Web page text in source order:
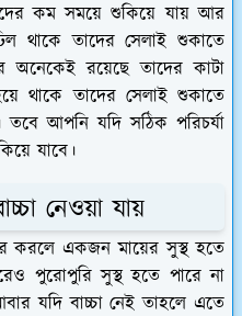
কম সময়ে শুকিয়ে যায় আর
থাকে তাদের সেলাই শুকাতে
রয়েছে তাদের কাটা
থাকে তাদের সেলাই শুকাতে
আপনি যদি সঠিক পরিচর্যা
যাবে।
নেওয়া যায়
করলে একজন মায়ের সুস্থ হতে
পুরোপুরি সুস্থ হতে পারে না
যদি বাচ্চা নেই তাহলে এতে